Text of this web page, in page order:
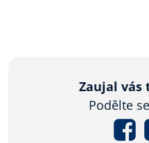
Zaujal vás
Podělte